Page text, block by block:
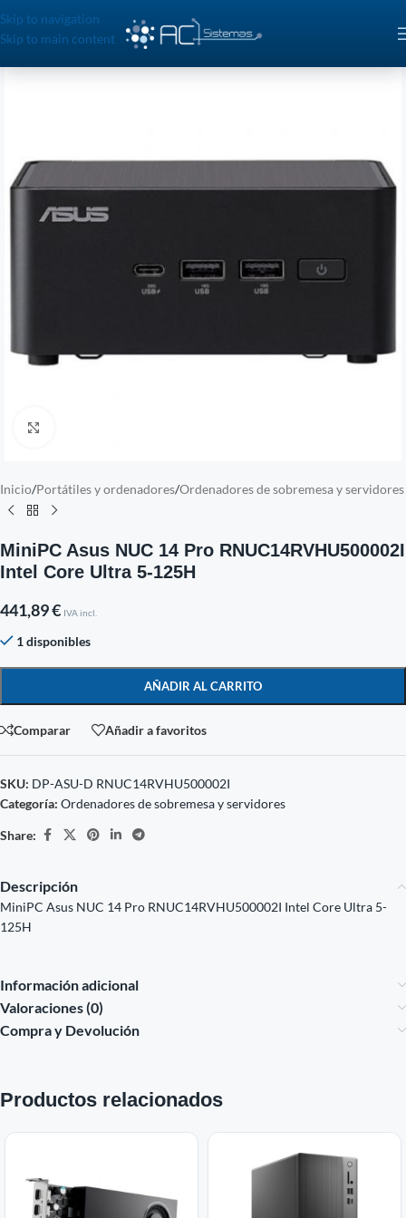
Skip to navigation
Skip to main content
Inicio/Portátiles y ordenadores/Ordenadores de sobremesa y servidores
MiniPC Asus NUC 14 Pro RNUC14RVHU500002I
Intel Core Ultra 5-125H
441,89€ IVA incl.
1 disponibles
AÑADIR AL CARRITO
Comparar Añadir a favoritos
SKU: DP-ASU-D RNUC14RVHU500002I
Categoría: Ordenadores de sobremesa y servidores
Share:
Descripción
MiniPC Asus NUC 14 Pro RNUC14RVHU500002I Intel Core Ultra 5-
125H
Información adicional
Valoraciones (0)
Compra y Devolución
Productos relacionados